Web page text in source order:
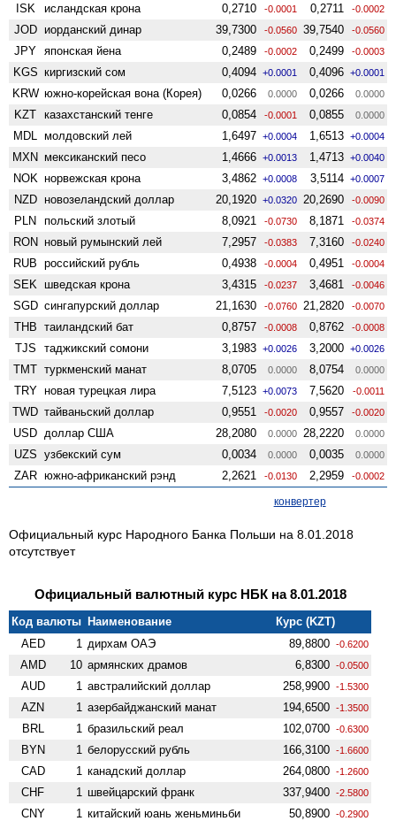
ISK исландская крона 0,2710 -0.0001 0,2711 -0.0002
JOD иорданский динар 39,7300 -0.0560 39,7540 -0.0560
JPY японская йена 0,2489 -0.0002 0,2499 -0.0003
KGS киргизский сом 0,4094 +0.0001 0,4096 +0.0001
KRW южно-корейская вона (Корея) 0,0266 0.0000 0,0266 0.0000
KZT казахстанский тенге 0,0854 -0.0001 0,0855 0.0000
MDL молдовский лей 1,6497 +0.0004 1,6513 +0.0004
MXN мексиканский песо 1,4666 +0.0013 1,4713 +0.0040
NOK норвежская крона 3,4862 +0.0008 3,5114 +0.0007
NZD ново­зеландский доллар 20,1920 +0.0320 20,2690 -0.0090
PLN польский злотый 8,0921 -0.0730 8,1871 -0.0374
RON новый румынский лей 7,2957 -0.0383 7,3160 -0.0240
RUB российский рубль 0,4938 -0.0004 0,4951 -0.0004
SEK шведская крона 3,4315 -0.0237 3,4681 -0.0046
SGD сингапурский доллар 21,1630 -0.0760 21,2820 -0.0070
THB таиландский бат 0,8757 -0.0008 0,8762 -0.0008
TJS таджикский сомони 3,1983 +0.0026 3,2000 +0.0026
TMT туркменский манат 8,0705 0.0000 8,0754 0.0000
TRY новая турецкая лира 7,5123 +0.0073 7,5620 -0.0011
TWD тайваньский доллар 0,9551 -0.0020 0,9557 -0.0020
USD доллар США 28,2080 0.0000 28,2220 0.0000
UZS узбекский сум 0,0034 0.0000 0,0035 0.0000
ZAR южно-африканский рэнд 2,2621 -0.0130 2,2959 -0.0002
конвертер
Официальный курс Народного Банка Польши на 8.01.2018
отсутствует
Официальный валютный курс НБК на 8.01.2018
Код валюты Наименование
Курс (KZT)
AED
1 дирхам ОАЭ 89,8800 -0.6200
AMD 10 армянских драмов 6,8300 -0.0500
AUD 1 австралийский доллар 258,9900 -1.5300
AZN 1 азербайджанский манат 194,6500 -1.3500
BRL 1 бразильский реал 102,0700 -0.6300
BYN 1 белорусский рубль 166,3100 -1.6600
CAD 1 канадский доллар 264,0800 -1.2600
CHF 1 швейцарский франк 337,9400 -2.5800
CNY 1 китайский юань женьминьби 50,8900 -0.2900